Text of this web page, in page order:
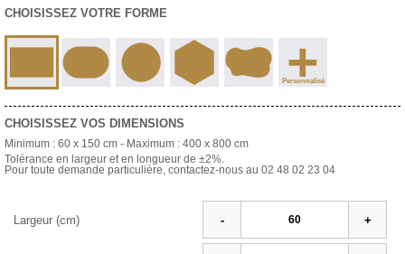
CHOISISSEZ VOTRE FORME
+
Personnalisé
CHOISISSEZ VOS DIMENSIONS
Minimum : 60 x 150 cm - Maximum : 400 x 800 cm
Tolérance en largeur et en longueur de ±2%.
Pour toute demande particulière, contactez-nous au 02 48 02 23 04
Largeur (cm) - +